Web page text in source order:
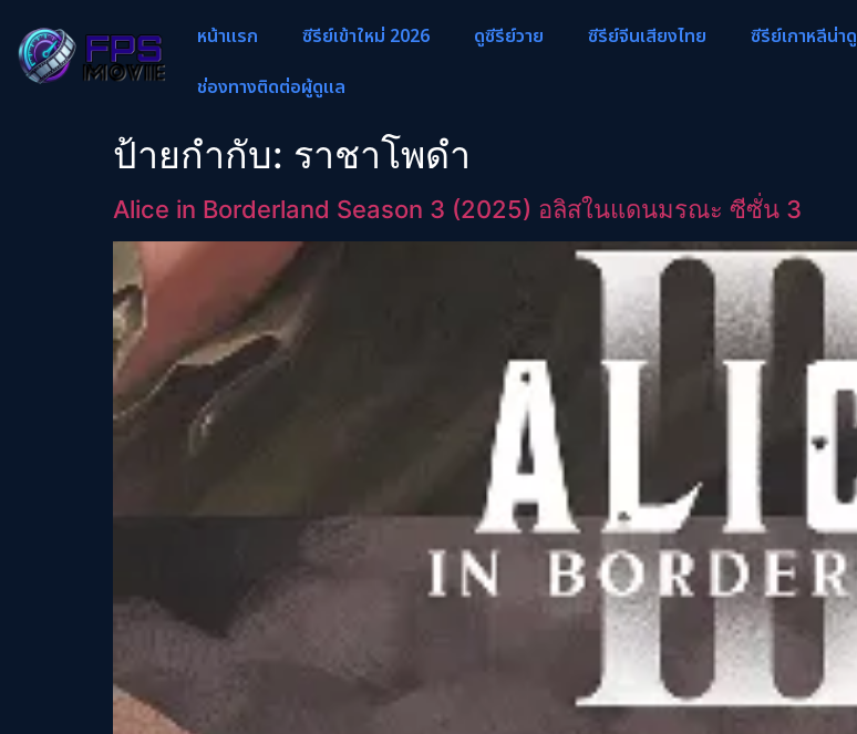
หน้าแรก ซีรีย์เข้าใหม่ 2026 ดูซีรีย์วาย ซีรีย์จีนเสียงไทย ซีรีย์เกาหลีน่าดู
ช่องทางติดต่อผู้ดูแล
ป้ายกำกับ: ราชาโพดำ
Alice in Borderland Season 3 (2025) อลิสในแดนมรณะ ซีซั่น 3